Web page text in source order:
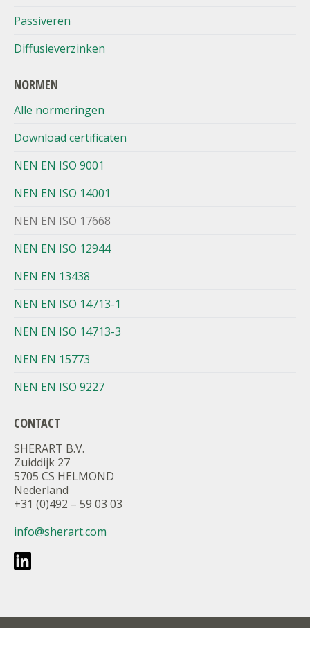
Passiveren
Diffusieverzinken
NORMEN
Alle normeringen
Download certificaten
NEN EN ISO 9001
NEN EN ISO 14001
NEN EN ISO 17668
NEN EN ISO 12944
NEN EN 13438
NEN EN ISO 14713-1
NEN EN ISO 14713-3
NEN EN 15773
NEN EN ISO 9227
CONTACT
SHERART B.V.
Zuiddijk 27
5705 CS HELMOND
Nederland
+31 (0)492 – 59 03 03
info@sherart.com
Voorwaarden en privacy